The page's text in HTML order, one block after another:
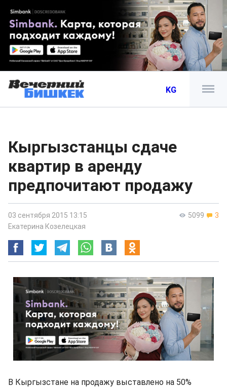
KG
Кыргызстанцы сдаче
квартир в аренду
предпочитают продажу
5099 3
03 сентября 2015 13:15
Екатерина Козелецкая
В Кыргызстане на продажу выставлено на 50%